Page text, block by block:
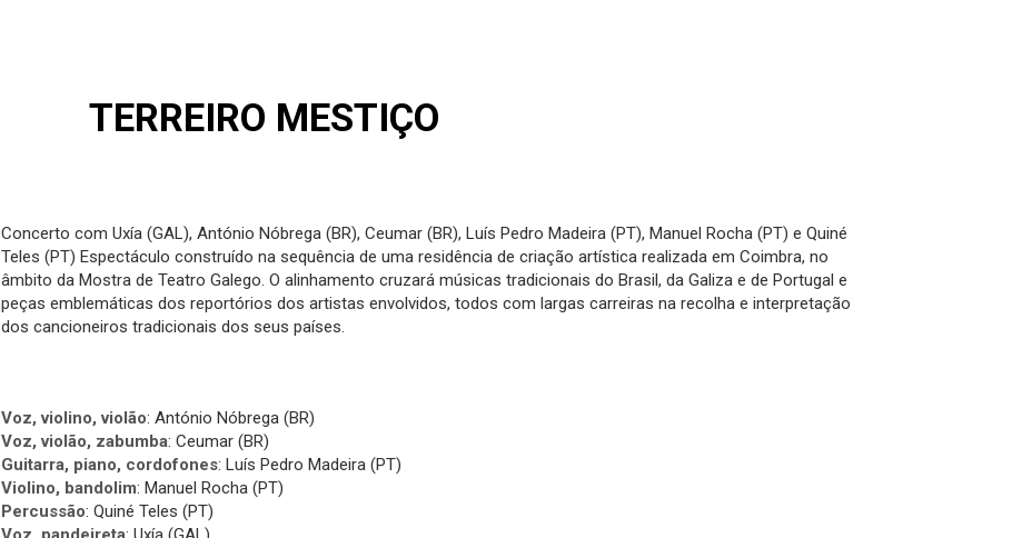
TERREIRO MESTIÇO
Concerto com Uxía (GAL), António Nóbrega (BR), Ceumar (BR), Luís Pedro Madeira (PT), Manuel Rocha (PT) e Quiné
Teles (PT) Espectáculo construído na sequência de uma residência de criação artística realizada em Coimbra, no
âmbito da Mostra de Teatro Galego. O alinhamento cruzará músicas tradicionais do Brasil, da Galiza e de Portugal e
peças emblemáticas dos reportórios dos artistas envolvidos, todos com largas carreiras na recolha e interpretação
dos cancioneiros tradicionais dos seus países.
Voz, violino, violão: António Nóbrega (BR)
Voz, violão, zabumba: Ceumar (BR)
Guitarra, piano, cordofones: Luís Pedro Madeira (PT)
Violino, bandolim: Manuel Rocha (PT)
Percussão: Quiné Teles (PT)